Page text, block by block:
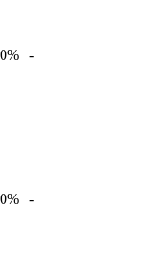
% -
% -